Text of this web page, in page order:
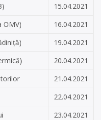
15.04.2021
OMV)
16.04.2021
19.04.2021
20.04.2021
21.04.2021
22.04.2021
23.04.2021